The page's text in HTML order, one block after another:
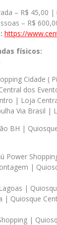
– R$ 45,00 |
– R$
https://
físicos:
Cidade (
dos
| Loja
Via Brasil |
BH |
Power
|
|
| Quiosque
|